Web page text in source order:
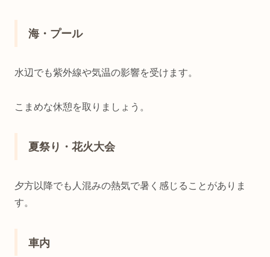
海・プール
水辺でも紫外線や気温の影響を受けます。
こまめな休憩を取りましょう。
夏祭り・花火大会
夕方以降でも人混みの熱気で暑く感じることがありま
す。
車内